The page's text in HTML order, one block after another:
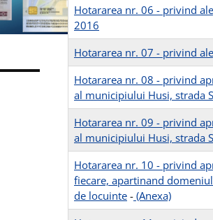
Hotararea nr. 06 - privind
2016
Hotararea nr. 07 - privind
Hotararea nr. 08 - privind
al municipiului Husi, strada
Hotararea nr. 09 - privind
al municipiului Husi, strada
Hotararea nr. 10 - privind
fiecare, apartinand
de locuinte - (Anexa)